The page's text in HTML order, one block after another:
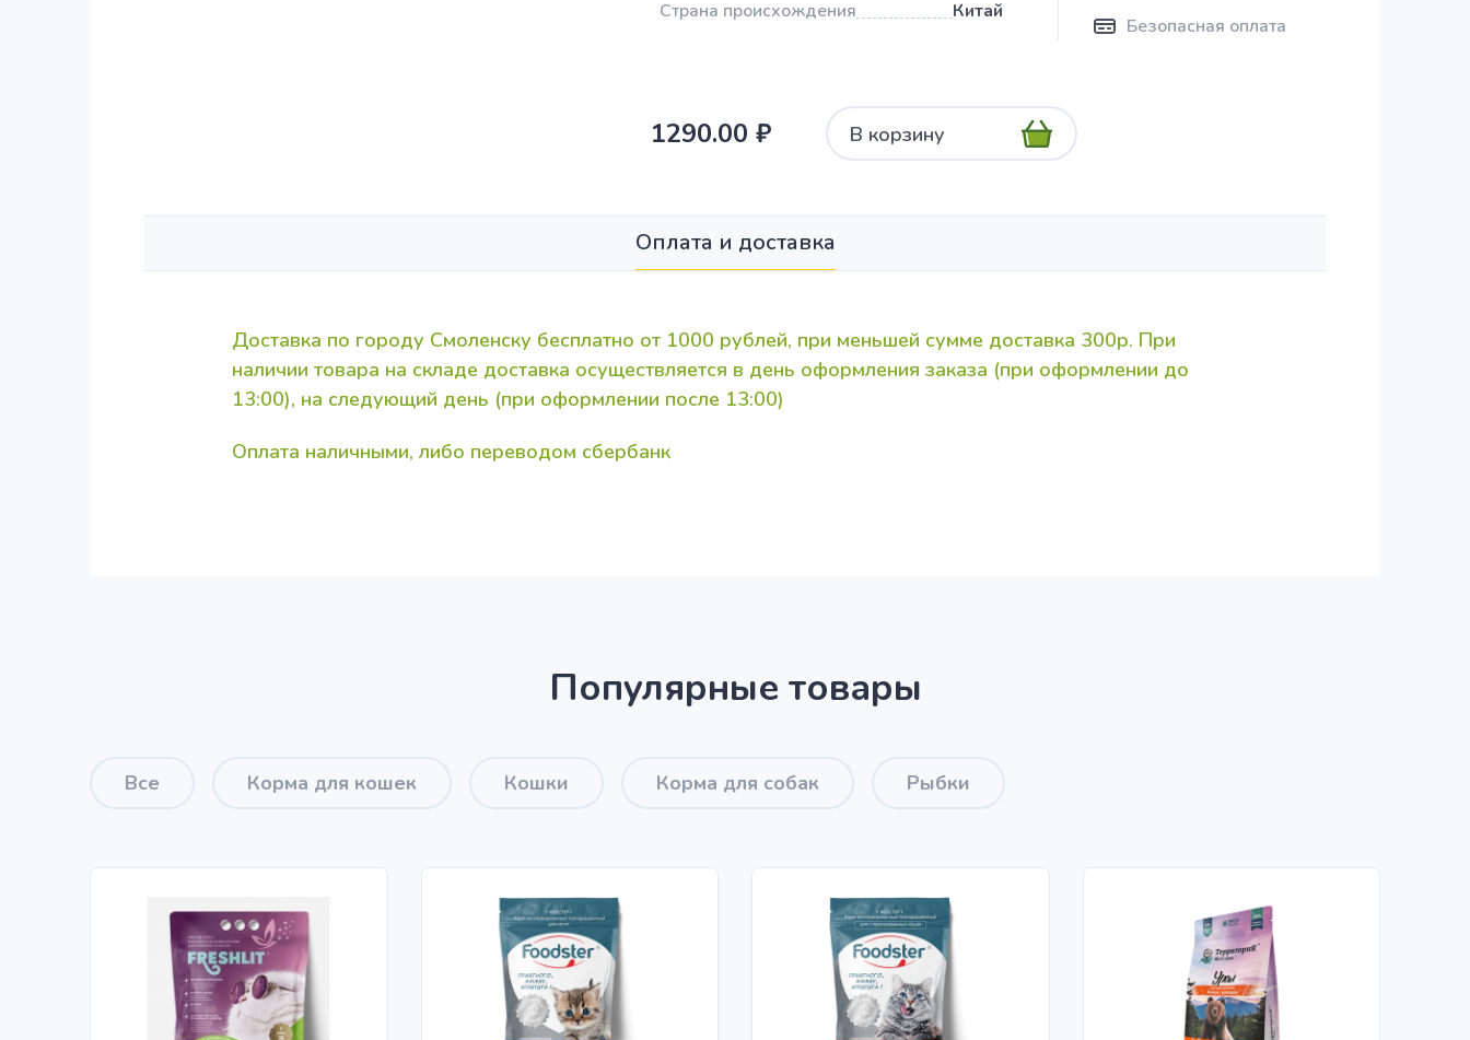
Страна происхождения
Китай
Безопасная оплата
1290.00 ₽ В корзину
Оплата и доставка
Доставка по городу Смоленску бесплатно от 1000 рублей, при меньшей сумме доставка 300р. При
наличии товара на складе доставка осуществляется в день оформления заказа (при оформлении до
13:00), на следующий день (при оформлении после 13:00)
Оплата наличными, либо переводом сбербанк
Популярные товары
Все Корма для кошек Кошки Корма для собак Рыбки